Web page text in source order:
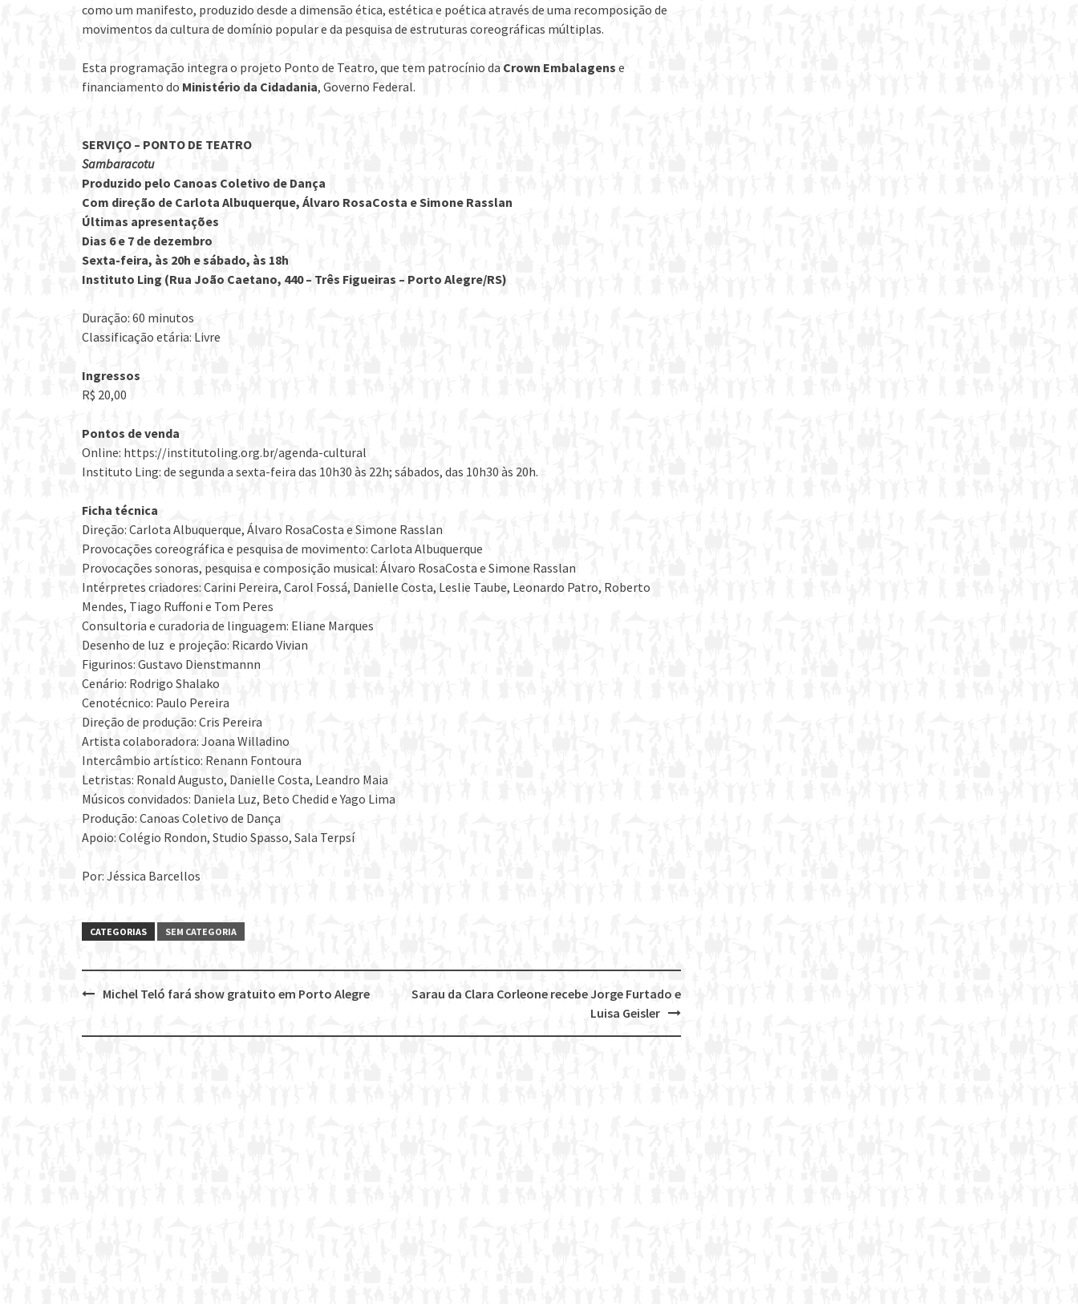
como um manifesto, produzido desde a dimensão ética, estética e poética através de uma recomposição de
movimentos da cultura de domínio popular e da pesquisa de estruturas coreográficas múltiplas.
Esta programação integra o projeto Ponto de Teatro, que tem patrocínio da Crown Embalagens e
financiamento do Ministério da Cidadania, Governo Federal.
SERVIÇO – PONTO DE TEATRO
Sambaracotu
Produzido pelo Canoas Coletivo de Dança
Com direção de Carlota Albuquerque, Álvaro RosaCosta e Simone Rasslan
Últimas apresentações
Dias 6 e 7 de dezembro
Sexta-feira, às 20h e sábado, às 18h
Instituto Ling (Rua João Caetano, 440 – Três Figueiras – Porto Alegre/RS)
Duração: 60 minutos
Classificação etária: Livre
Ingressos
R$ 20,00
Pontos de venda
Online: https://institutoling.org.br/agenda-cultural
Instituto Ling: de segunda a sexta-feira das 10h30 às 22h; sábados, das 10h30 às 20h.
Ficha técnica
Direção: Carlota Albuquerque, Álvaro RosaCosta e Simone Rasslan
Provocações coreográfica e pesquisa de movimento: Carlota Albuquerque
Provocações sonoras, pesquisa e composição musical: Álvaro RosaCosta e Simone Rasslan
Intérpretes criadores: Carini Pereira, Carol Fossá, Danielle Costa, Leslie Taube, Leonardo Patro, Roberto
Mendes, Tiago Ruffoni e Tom Peres
Consultoria e curadoria de linguagem: Eliane Marques
Desenho de luz e projeção: Ricardo Vivian
Figurinos: Gustavo Dienstmannn
Cenário: Rodrigo Shalako
Cenotécnico: Paulo Pereira
Direção de produção: Cris Pereira
Artista colaboradora: Joana Willadino
Intercâmbio artístico: Renann Fontoura
Letristas: Ronald Augusto, Danielle Costa, Leandro Maia
Músicos convidados: Daniela Luz, Beto Chedid e Yago Lima
Produção: Canoas Coletivo de Dança
Apoio: Colégio Rondon, Studio Spasso, Sala Terpsí
Por: Jéssica Barcellos
CATEGORIAS SEM CATEGORIA
navigation
Sarau da Clara Corleone recebe Jorge Furtado e
Luisa Geisler
Michel Teló fará show gratuito em Porto Alegre